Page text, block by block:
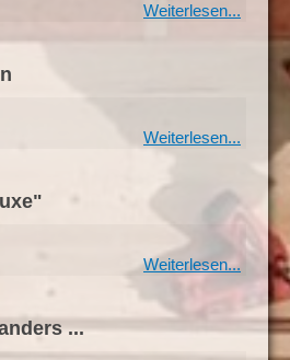
Weiterlesen...
Weiterlesen...
Weiterlesen...
...